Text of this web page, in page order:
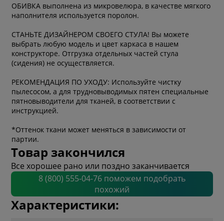
ОБИВКА выполнена из микровелюра, в качестве мягкого
наполнителя используется поролон.
СТАНЬТЕ ДИЗАЙНЕРОМ СВОЕГО СТУЛА! Вы можете
выбрать любую модель и цвет каркаса в нашем
конструкторе. Отгрузка отдельных частей стула
(сидения) не осуществляется.
РЕКОМЕНДАЦИЯ ПО УХОДУ: Используйте чистку
пылесосом, а для трудновыводимых пятен специальные
пятновыводители для тканей, в соответствии с
инструкцией.
*Оттенок ткани может меняться в зависимости от
партии.
Товар закончился
Все хорошее рано или поздно заканчивается
8 (800) 555-04-76 поможем подобрать
похожий
Характеристики: